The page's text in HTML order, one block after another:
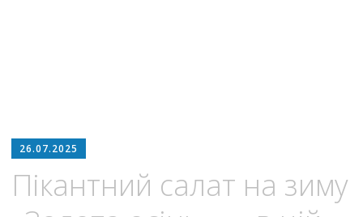
26.07.2025
Пікантний салат на зиму